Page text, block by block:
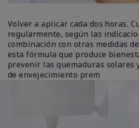
Volver a aplicar cada dos horas.
regularmente, según las
combinación con otras medidas
esta fórmula que produce
prevenir las quemaduras solares
de envejecimiento prem